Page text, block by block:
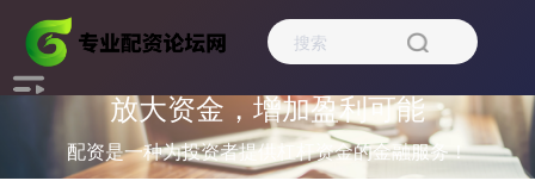
放大资金，增加盈利可能
配资是一种为投资者提供杠杆资金的金融服务！